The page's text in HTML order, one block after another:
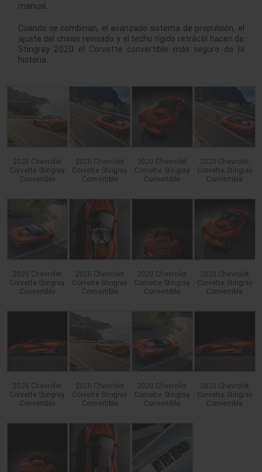
manual.
Cuando se combinan, el avanzado sistema de propulsión, el
ajuste del chasis revisado y el techo rígido retráctil hacen de
Stingray 2020 el Corvette convertible más seguro de la
historia.
2020 Chevrolet
Corvette Stingray
Convertible
2020 Chevrolet
Corvette Stingray
Convertible
2020 Chevrolet
Corvette Stingray
Convertible
2020 Chevrolet
Corvette Stingray
Convertible
2020 Chevrolet
Corvette Stingray
Convertible
2020 Chevrolet
Corvette Stingray
Convertible
2020 Chevrolet
Corvette Stingray
Convertible
2020 Chevrolet
Corvette Stingray
Convertible
2020 Chevrolet
Corvette Stingray
Convertible
2020 Chevrolet
Corvette Stingray
Convertible
2020 Chevrolet
Corvette Stingray
Convertible
2020 Chevrolet
Corvette Stingray
Convertible